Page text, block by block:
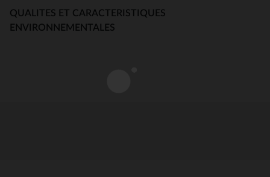
QUALITES ET CARACTERISTIQUES
ENVIRONNEMENTALES